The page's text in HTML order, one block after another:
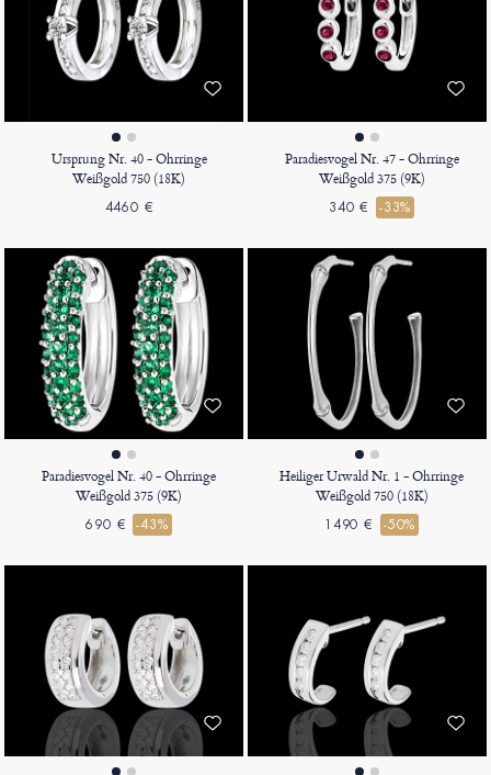
Ursprung Nr. 40 - Ohrringe
Weißgold 750 (18K)
4460 €
Paradiesvogel Nr. 47 - Ohrringe
Weißgold 375 (9K)
340 € -33%
Paradiesvogel Nr. 40 - Ohrringe
Weißgold 375 (9K)
690 € -43%
Heiliger Urwald Nr. 1 - Ohrringe
Weißgold 750 (18K)
1490 € -50%